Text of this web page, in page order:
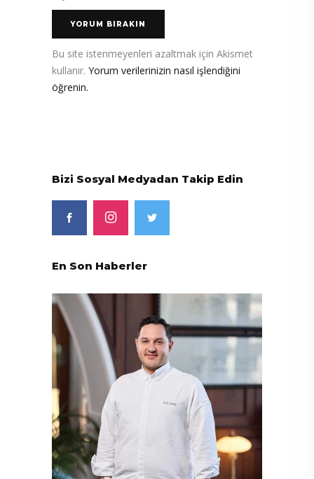
Bu site istenmeyenleri azaltmak için Akismet
kullanır. Yorum verilerinizin nasıl işlendiğini
öğrenin.
Bizi Sosyal Medyadan Takip Edin
En Son Haberler